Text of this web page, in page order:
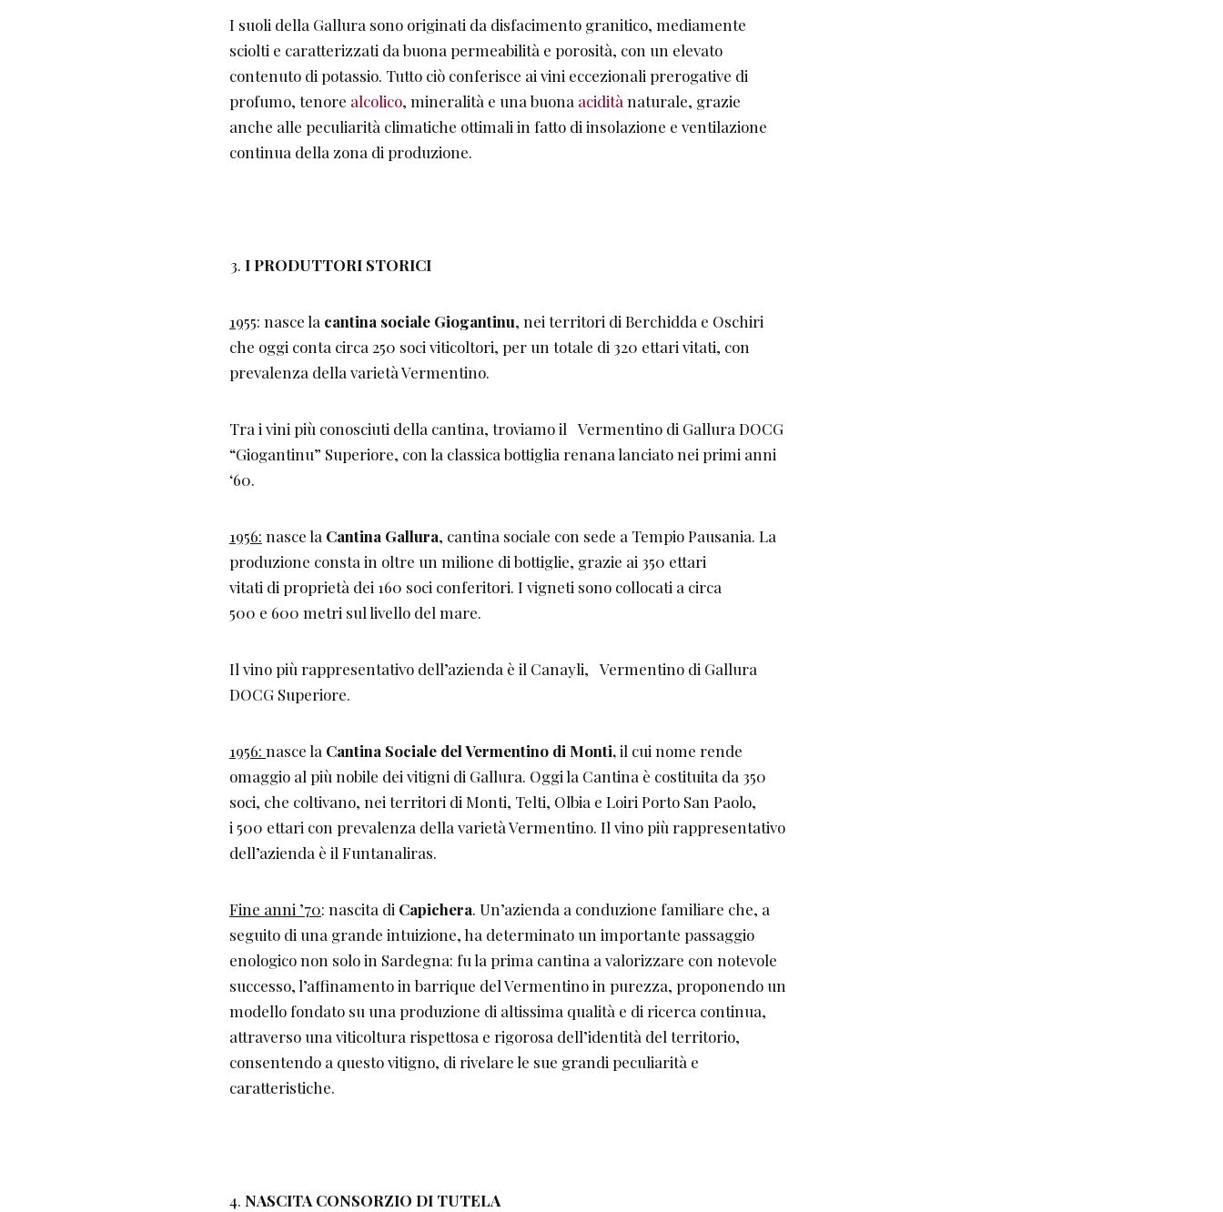
I suoli della Gallura sono originati da disfacimento granitico, mediamente
sciolti e caratterizzati da buona permeabilità e porosità, con un elevato
contenuto di potassio. Tutto ciò conferisce ai vini eccezionali prerogative di
profumo, tenore alcolico, mineralità e una buona acidità naturale, grazie
anche alle peculiarità climatiche ottimali in fatto di insolazione e ventilazione
continua della zona di produzione.
I PRODUTTORI STORICI
1955: nasce la cantina sociale Giogantinu, nei territori di Berchidda e Oschiri
che oggi conta circa 250 soci viticoltori, per un totale di 320 ettari vitati, con
prevalenza della varietà Vermentino.
Tra i vini più conosciuti della cantina, troviamo il Vermentino di Gallura DOCG
“Giogantinu” Superiore, con la classica bottiglia renana lanciato nei primi anni
‘60.
1956: nasce la Cantina Gallura, cantina sociale con sede a Tempio Pausania. La
produzione consta in oltre un milione di bottiglie, grazie ai 350 ettari
vitati di proprietà dei 160 soci conferitori. I vigneti sono collocati a circa
500 e 600 metri sul livello del mare.
Il vino più rappresentativo dell’azienda è il Canayli, Vermentino di Gallura
DOCG Superiore.
1956: nasce la Cantina Sociale delVermentino di Monti,il cui nome rende
omaggio al più nobile dei vitigni di Gallura. Oggi la Cantina è costituita da 350
soci, che coltivano, nei territori di Monti, Telti, Olbia e Loiri Porto San Paolo,
i 500 ettari con prevalenza della varietà Vermentino. Il vino più rappresentativo
dell’azienda è il Funtanaliras.
Fine anni ’70: nascita di Capichera. Un’azienda a conduzione familiare che, a
seguito di una grande intuizione, ha determinato un importante passaggio
enologico non solo in Sardegna: fu la prima cantina a valorizzare con notevole
successo, l’affinamento in barrique del Vermentino in purezza, proponendo un
modello fondato su una produzione di altissima qualità e di ricerca continua,
attraverso una viticoltura rispettosa e rigorosa dell’identità del territorio,
consentendo a questo vitigno, di rivelare le sue grandi peculiarità e
caratteristiche.
NASCITA CONSORZIO DI TUTELA